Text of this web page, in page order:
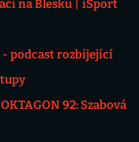
na Blesku
iSport
- podcast rozbíjející
OKTAGON 92: Szabová